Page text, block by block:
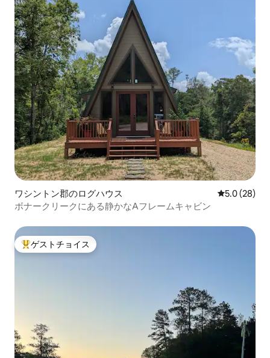
ワシントン郡のログハウス レビュー28
5.0 (28)
ボナークリークにある静かなAフレームキャビン
大好評のゲストチョイスです。
ゲストチョイス